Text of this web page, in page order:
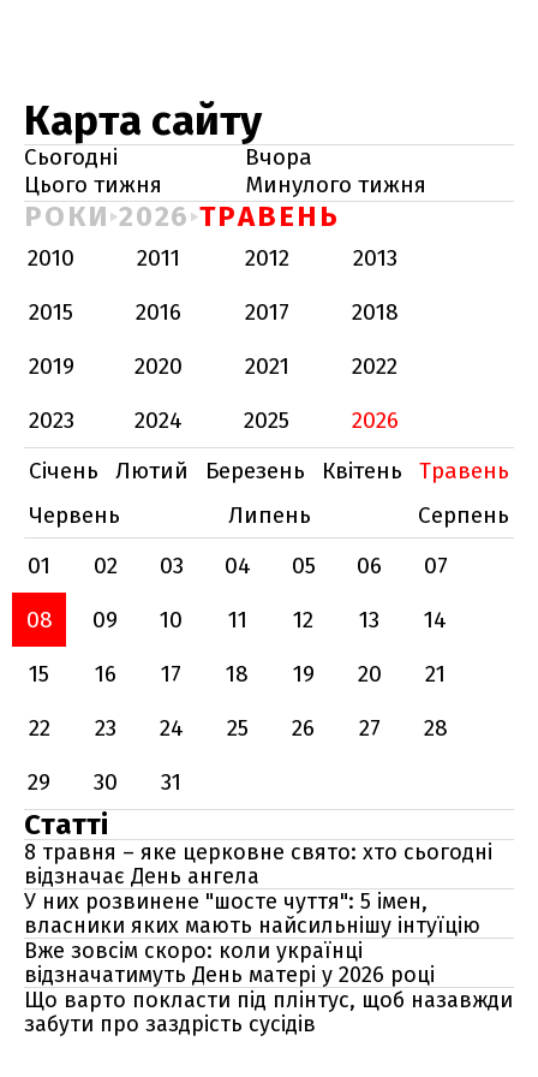
Карта сайту
Сьогодні
Вчора
Цього тижня
Минулого тижня
РОКИ 2026 ТРАВЕНЬ
2010 2011 2012
2013
2015
2016 2017
2018
2019
2020 2021
2022
2023
2024 2025
2026
Січень
Лютий Березень Квітень
Травень
Червень
Липень
Серпень
01
02 03 04 05 06
07
08
09 10 11 12 13
14
15
16 17 18 19 20
21
22
23 24 25 26 27
28
29
30 31
Статті
8 травня – яке церковне свято: хто сьогодні
відзначає День ангела
У них розвинене "шосте чуття": 5 імен,
власники яких мають найсильнішу інтуїцію
Вже зовсім скоро: коли українці
відзначатимуть День матері у 2026 році
Що варто покласти під плінтус, щоб назавжди
забути про заздрість сусідів